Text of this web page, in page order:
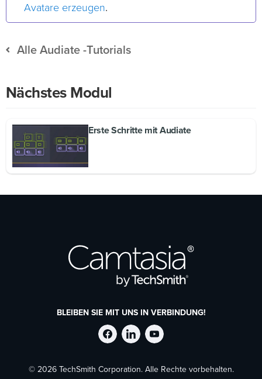
Avatare erzeugen.
Alle Audiate -Tutorials
Nächstes Modul
Erste Schritte mit Audiate
BLEIBEN SIE MIT UNS IN VERBINDUNG!
TechSmith
TechSmith
TechSmith
© 2026 TechSmith Corporation. Alle Rechte vorbehalten.